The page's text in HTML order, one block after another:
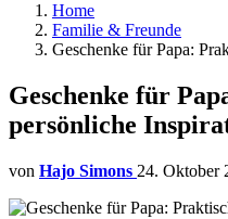
Home
Familie & Freunde
Geschenke für Papa:
Geschenke für
persönliche
von Hajo Simons 24. Oktober